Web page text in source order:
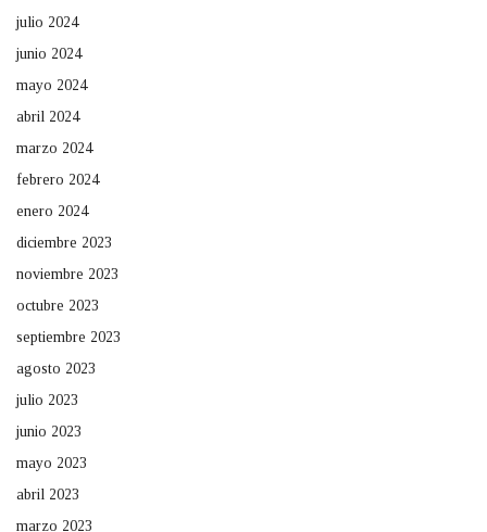
julio 2024
junio 2024
mayo 2024
abril 2024
marzo 2024
febrero 2024
enero 2024
diciembre 2023
noviembre 2023
octubre 2023
septiembre 2023
agosto 2023
julio 2023
junio 2023
mayo 2023
abril 2023
marzo 2023